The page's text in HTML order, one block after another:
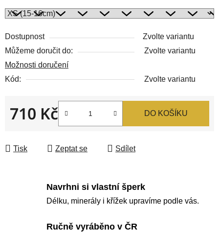
Dostupnost
Zvolte variantu
Můžeme doručit do:
Zvolte variantu
Možnosti doručení
Kód:
Zvolte variantu
710 Kč DO KOŠÍKU
Tisk Zeptat se Sdílet
Navrhni si vlastní šperk
Délku, minerály i křížek upravíme podle vás.
Ručně vyráběno v ČR